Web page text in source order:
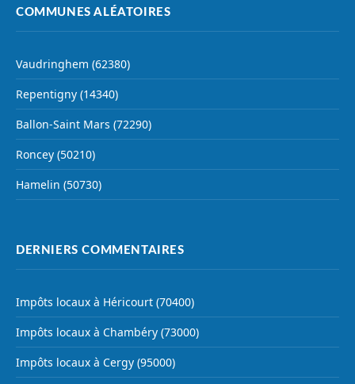
COMMUNES ALÉATOIRES
Vaudringhem (62380)
Repentigny (14340)
Ballon-Saint Mars (72290)
Roncey (50210)
Hamelin (50730)
DERNIERS COMMENTAIRES
Impôts locaux à Héricourt (70400)
Impôts locaux à Chambéry (73000)
Impôts locaux à Cergy (95000)